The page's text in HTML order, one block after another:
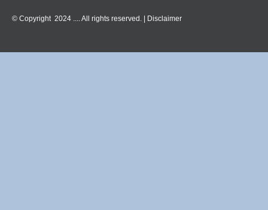
© Copyright 2024 .... All rights reserved. | Disclaimer